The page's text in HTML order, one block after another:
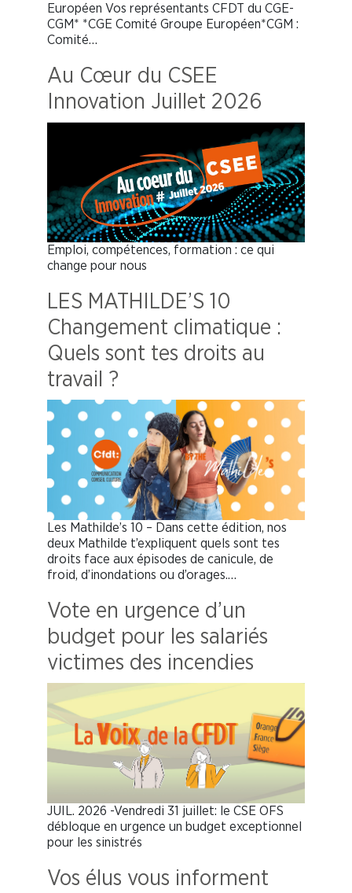
Européen Vos représentants CFDT du CGE-
CGM* *CGE Comité Groupe Européen*CGM :
Comité…
Au Cœur du CSEE
Innovation Juillet 2026
Emploi, compétences, formation : ce qui
change pour nous
LES MATHILDE’S 10
Changement climatique :
Quels sont tes droits au
travail ?
Les Mathilde’s 10 – Dans cette édition, nos
deux Mathilde t’expliquent quels sont tes
droits face aux épisodes de canicule, de
froid, d’inondations ou d’orages.…
Vote en urgence d’un
budget pour les salariés
victimes des incendies
JUIL. 2026 -Vendredi 31 juillet: le CSE OFS
débloque en urgence un budget exceptionnel
pour les sinistrés
Vos élus vous informent